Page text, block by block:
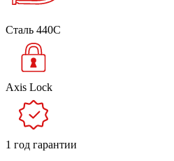
Сталь 440C
Axis Lock
1 год гарантии